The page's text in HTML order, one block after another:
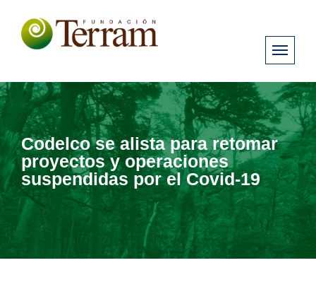
Codelco se alista para retomar
proyectos y operaciones
suspendidas por el Covid-19